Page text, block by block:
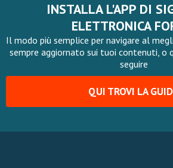
INSTALLA L'APP DI
ELETTRONICA
Il modo più semplice per navigare al
sempre aggiornato sui tuoi contenuti, o
seguire
QUI TROVI LA